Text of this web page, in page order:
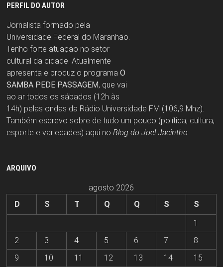
PERFIL DO AUTOR
Jornalista formado pela
Universidade Federal do Maranhão.
Tenho forte atuação no setor
cultural da cidade. Atualmente
apresenta e produz o programa O
SAMBA PEDE PASSAGEM, que vai
ao ar todos os sábados (12h às
14h) pelas ondas da Rádio Universidade FM (106,9 Mhz).
Também escrevo sobre de tudo um pouco (política, cultura,
esporte e variedades) aqui no Blog do Joel Jacintho
ARQUIVO
agosto 2026
D
S T Q Q S
S
1
2
3 4 5 6 7
8
9
10 11 12 13 14 15